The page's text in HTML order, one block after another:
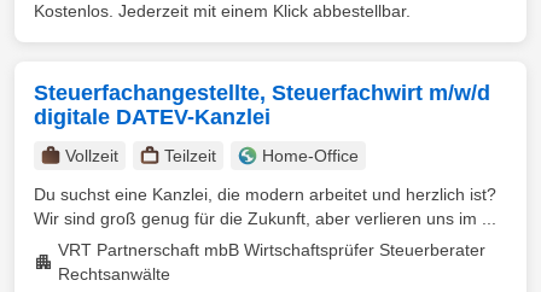
Kostenlos. Jederzeit mit einem Klick abbestellbar.
Steuerfachangestellte, Steuerfachwirt m/w/d
digitale DATEV-Kanzlei
Vollzeit Teilzeit
Home-Office
Du suchst eine Kanzlei, die modern arbeitet und herzlich ist?
Wir sind groß genug für die Zukunft, aber verlieren uns im ...
VRT Partnerschaft mbB Wirtschaftsprüfer Steuerberater
Rechtsanwälte